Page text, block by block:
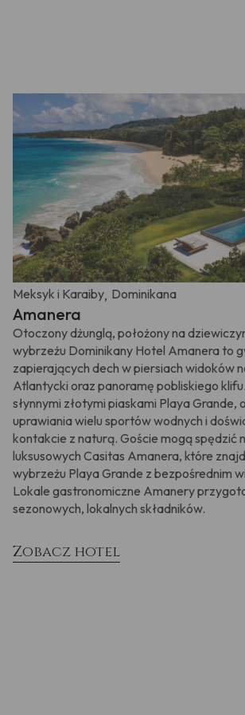
Meksyk i Karaiby, Dominikana
Amanera
Otoczony dżunglą, położony na
wybrzeżu Dominikany Hotel Amanera to
zapierających dech w piersiach widoków
Atlantycki oraz panoramę pobliskiego klifu.
słynnymi złotymi piaskami Playa Grande,
uprawiania wielu sportów wodnych i
kontakcie z naturą. Goście mogą spędzić
luksusowych Casitas Amanera, które
wybrzeżu Playa Grande z bezpośrednim
Lokale gastronomiczne Amanery
sezonowych, lokalnych składników.
Zobacz hotel